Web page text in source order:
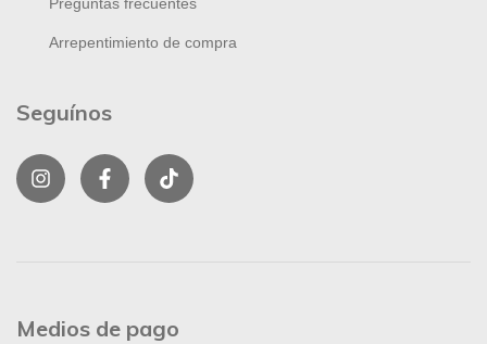
Arrepentimiento de compra
Seguínos
Medios de pago